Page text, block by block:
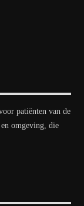
patiënten van de
omgeving, die